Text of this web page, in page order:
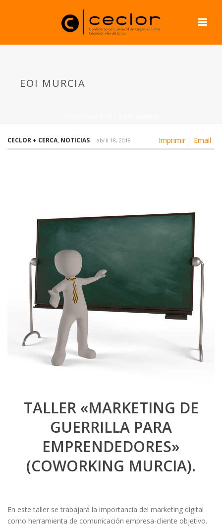
EOI MURCIA
Imprimir Email
CECLOR + CERCA, NOTICIAS abril 18, 2018
TALLER «MARKETING DE
GUERRILLA PARA
EMPRENDEDORES»
(COWORKING MURCIA).
En este taller se trabajará la importancia del marketing digital
como herramienta de comunicación empresa-cliente objetivo.